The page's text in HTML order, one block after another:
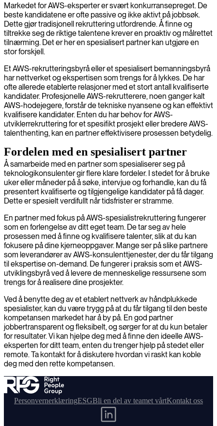
Markedet for AWS-eksperter er svært konkurransepreget. De
beste kandidatene er ofte passive og ikke aktivt på jobbsøk.
Dette gjør tradisjonell rekruttering utfordrende. Å finne og
tiltrekke seg de riktige talentene krever en proaktiv og målrettet
tilnærming. Det er her en spesialisert partner kan utgjøre en
stor forskjell.
Et AWS-rekrutteringsbyrå eller et spesialisert bemanningsbyrå
har nettverket og ekspertisen som trengs for å lykkes. De har
ofte allerede etablerte relasjoner med et stort antall kvalifiserte
kandidater. Profesjonelle AWS-rekrutterere, noen ganger kalt
AWS-hodejegere, forstår de tekniske nyansene og kan effektivt
kvalifisere kandidater. Enten du har behov for AWS-
utviklerrekruttering for et spesifikt prosjekt eller bredere AWS-
talenthenting, kan en partner effektivisere prosessen betydelig.
Fordelen med en spesialisert partner
Å samarbeide med en partner som spesialiserer seg på
teknologikonsulenter gir flere klare fordeler. I stedet for å bruke
uker eller måneder på å søke, intervjue og forhandle, kan du få
presentert kvalifiserte og tilgjengelige kandidater på få dager.
Dette er spesielt verdifullt når tidsfrister er stramme.
En partner med fokus på AWS-spesialistrekruttering fungerer
som en forlengelse av ditt eget team. De tar seg av hele
prosessen med å finne og kvalifisere talenter, slik at du kan
fokusere på dine kjerneoppgaver. Mange ser på slike partnere
som leverandører av AWS-konsulenttjenester, der du får tilgang
til ekspertise on-demand. De fungerer i praksis som et AWS-
utviklingsbyrå ved å levere de menneskelige ressursene som
trengs for å realisere dine prosjekter.
Ved å benytte deg av et etablert nettverk av håndplukkede
spesialister, kan du være trygg på at du får tilgang til den beste
kompetansen markedet har å by på. En god partner
jobbertransparent og fleksibelt, og sørger for at du kun betaler
for resultater. Vi kan hjelpe deg med å finne den ideelle AWS-
eksperten for ditt team, enten du trenger hjelp på stedet eller
remote. Ta kontakt for å diskutere hvordan vi raskt kan koble
deg med den rette kompetansen.
PersonvernerklæringESGBli en del av teamet vårtKontakt oss